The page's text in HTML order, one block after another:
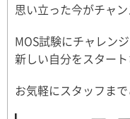
思い立った今がチャン
MOS試験にチャレンジ
新しい自分をスター
お気軽にスタッフま